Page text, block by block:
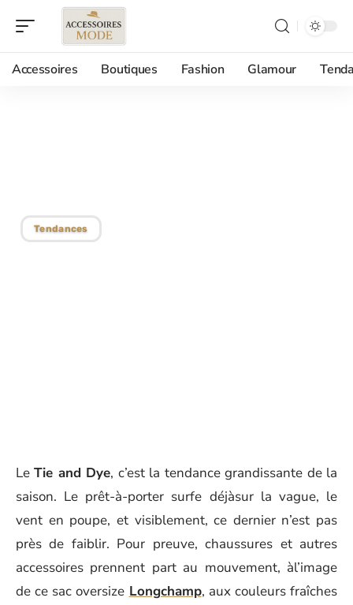
Accessoires Boutiques Fashion Glamour
Tendances
LeTie and Dye, c’est la tendance grandissante de la
saison. Le prêt-à-porter surfe déjàsur la vague, le
vent en poupe, et visiblement, ce dernier n’est pas
près de faiblir. Pour preuve, chaussures et autres
accessoires prennent part au mouvement, àl’image
de ce sac oversize Longchamp, aux couleurs fraîches